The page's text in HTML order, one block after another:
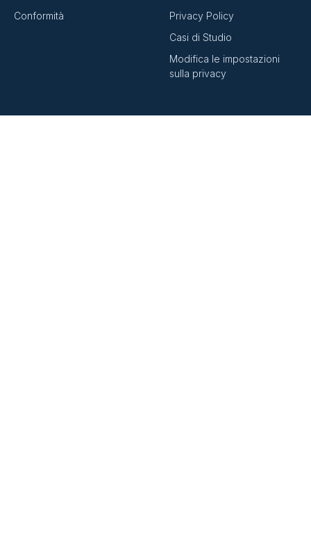
Conformità
Privacy Policy
Casi di Studio
Modifica le impostazioni
sulla privacy